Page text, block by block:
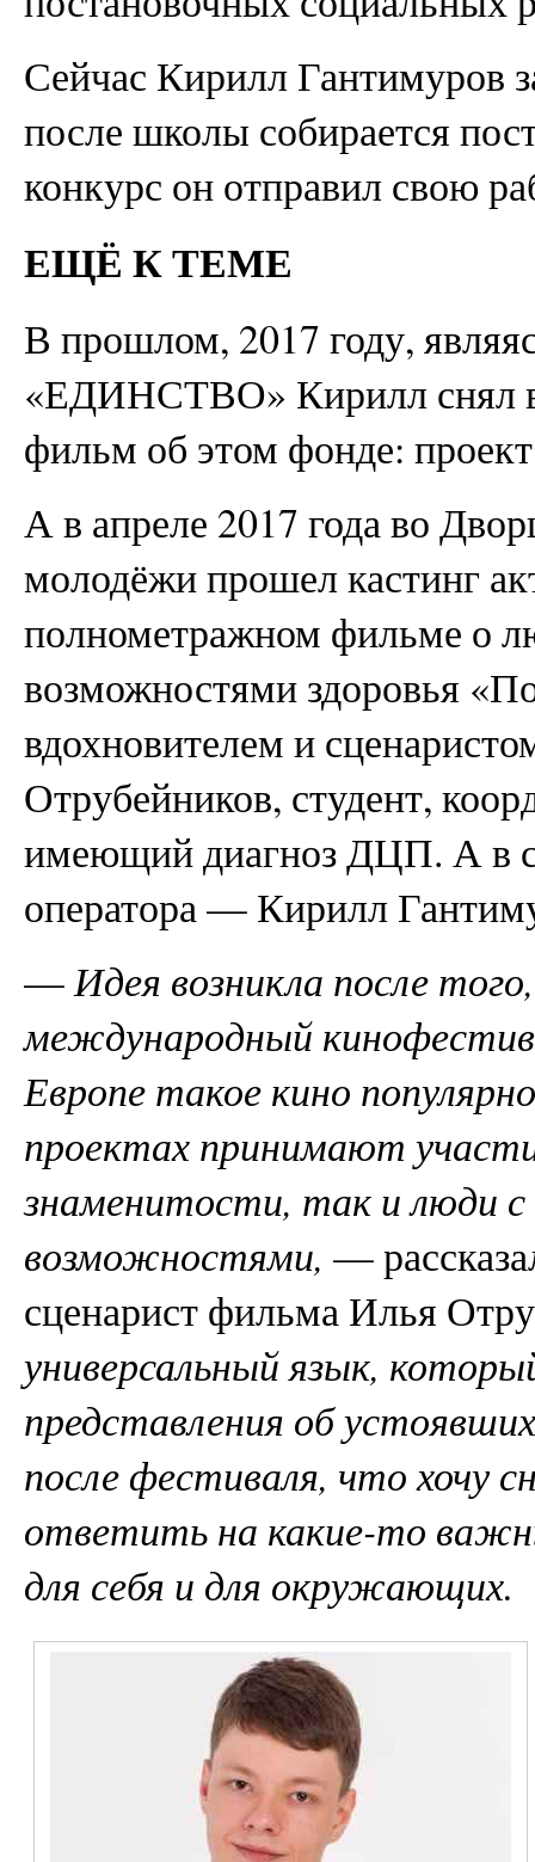
Сейчас Кирилл Гантимуров
после школы собирается
конкурс он отправил свою
ЕЩЁ К ТЕМЕ
В прошлом, 2017 году,
«ЕДИНСТВО» Кирилл снял
фильм об этом фонде:
А в апреле 2017 года во
молодёжи прошел кастинг
полнометражном фильме о
возможностями здоровья
вдохновителем и
Отрубейников, студент,
имеющий диагноз ДЦП. А в
оператора — Кирилл
—Идея возникла после
международный
Европе такое кино
проектах принимают
знаменитости, так и люди
возможностями, —
сценарист фильма Илья
универсальный язык,
представления об
после фестиваля, что хочу
ответить на какие-то
для себя и для окружающих.